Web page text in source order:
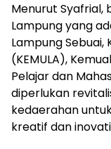
Menurut Syafrial,
Lampung yang
Lampung Sebuai,
(KEMULA),
Pelajar dan
diperlukan
kedaerahan
kreatif dan